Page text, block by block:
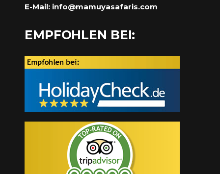
E-Mail: info@mamuyasafaris.com
EMPFOHLEN BEI: